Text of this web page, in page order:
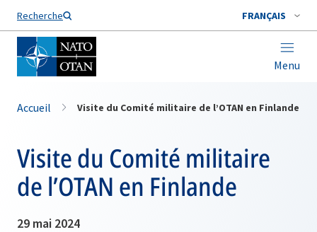
Recherche FRANÇAIS
Menu
Nom de famille*
Accueil Visite du Comité militaire de l’OTAN en Finlande
Visite du Comité militaire
de l’OTAN en Finlande
29 mai 2024